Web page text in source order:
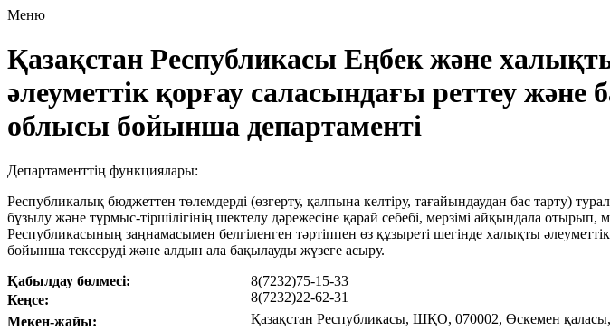
Меню
Қазақстан Республикасы Еңбек және
әлеуметтік қорғау саласындағы реттеу
облысы бойынша департаменті
Департаменттің функциялары:
Республикалық бюджеттен төлемдерді (өзгерту, қалпына келтіру, тағайындаудан бас тарту)
бұзылу және тұрмыс-тіршілігінің шектелу дәрежесіне қарай себебі, мерзімі айқындала отырып,
Республикасының заңнамасымен белгіленген тәртіппен өз құзыреті шегінде халықты
бойынша тексеруді және алдын ала бақылауды жүзеге асыру.
Қабылдау бөлмесі:
8(7232)75-15-33
Кеңсе:
8(7232)22-62-31
Мекен-жайы:
Қазақстан Республикасы, ШҚО, 070002, Өскемен